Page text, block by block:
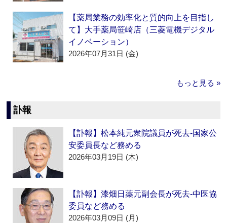
【薬局業務の効率化と質的向上を目指し
て】大手薬局笹崎店（三菱電機デジタル
イノベーション）
2026年07月31日 (金)
もっと見る »
訃報
【訃報】松本純元衆院議員が死去‐国家公
安委員長など務める
2026年03月19日 (木)
【訃報】漆畑日薬元副会長が死去‐中医協
委員など務める
2026年03月09日 (月)